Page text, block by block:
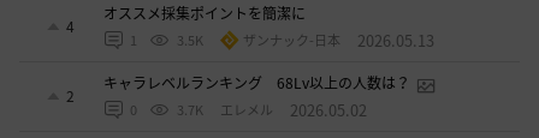
4
オススメ採集ポイントを簡潔に
1 3.5K ザンナック-日本 2026.05.13
2
キャラレベルランキング 68Lv以上の人数は？
0 3.7K エレメル 2026.05.02